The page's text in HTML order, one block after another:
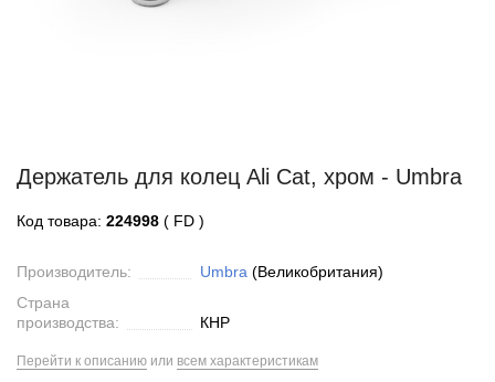
Держатель для колец Ali Cat, хром - Umbra
Код товара: 224998 ( FD )
Производитель: Umbra (Великобритания)
Страна
производства:
КНР
Перейти к описанию или всем характеристикам